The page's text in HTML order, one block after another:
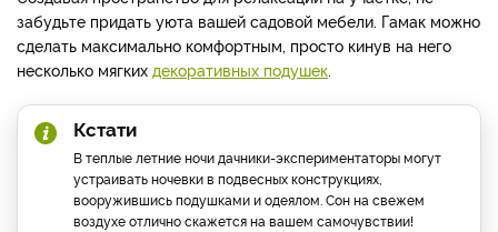
забудьте придать уюта вашей садовой мебели. Гамак можно
сделать максимально комфортным, просто кинув на него
несколько мягких декоративных подушек.
Кстати
В теплые летние ночи дачники-экспериментаторы могут
устраивать ночевки в подвесных конструкциях,
вооружившись подушками и одеялом. Сон на свежем
воздухе отлично скажется на вашем самочувствии!